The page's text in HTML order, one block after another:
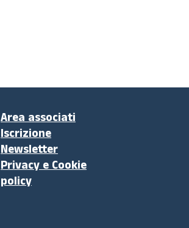
Area associati
Iscrizione
Newsletter
Privacy e Cookie
policy